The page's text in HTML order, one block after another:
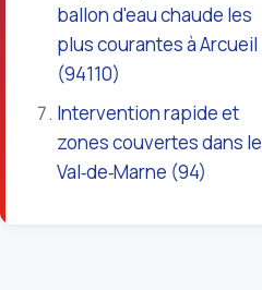
ballon d'eau chaude les
plus courantes à Arcueil
(94110)
Intervention rapide et
zones couvertes dans le
Val‑de‑Marne (94)